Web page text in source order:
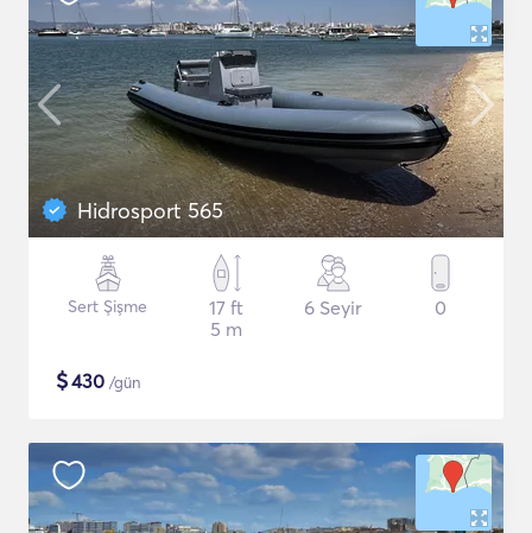
Hidrosport 565
Sert Şişme
17 ft
5 m
6 Seyir 0
$430 /gün